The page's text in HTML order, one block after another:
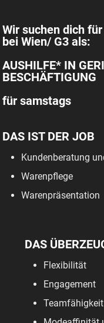
Wir suchen dich
bei Wien/ G3 als:
AUSHILFE* IN
BESCHÄFTIGUNG
für samstags
DAS IST DER JOB
Kundenberatung
Warenpflege
Warenpräsentation
DAS
Flexibilität
Engagement
Teamfähigkeit